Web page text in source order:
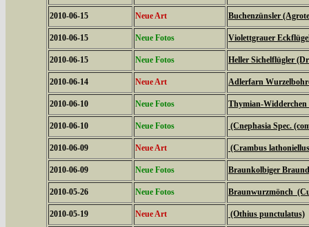
2010-06-15 Neue Art Buchenzünsler
2010-06-15 Neue Fotos Violettgrauer
2010-06-15 Neue Fotos Heller Sichelflügler
2010-06-14 Neue Art Adlerfarn
2010-06-10 Neue Fotos Thymian-
2010-06-10 Neue Fotos (Cnephasia Spec.
2010-06-09 Neue Art (Crambus
2010-06-09 Neue Fotos Braunkolbiger
2010-05-26 Neue Fotos Braunwurzmönch
2010-05-19 Neue Art (Othius punctulatus)